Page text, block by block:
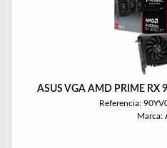
ASUS VGA AMD PRIME RX
Referencia:
Marca: